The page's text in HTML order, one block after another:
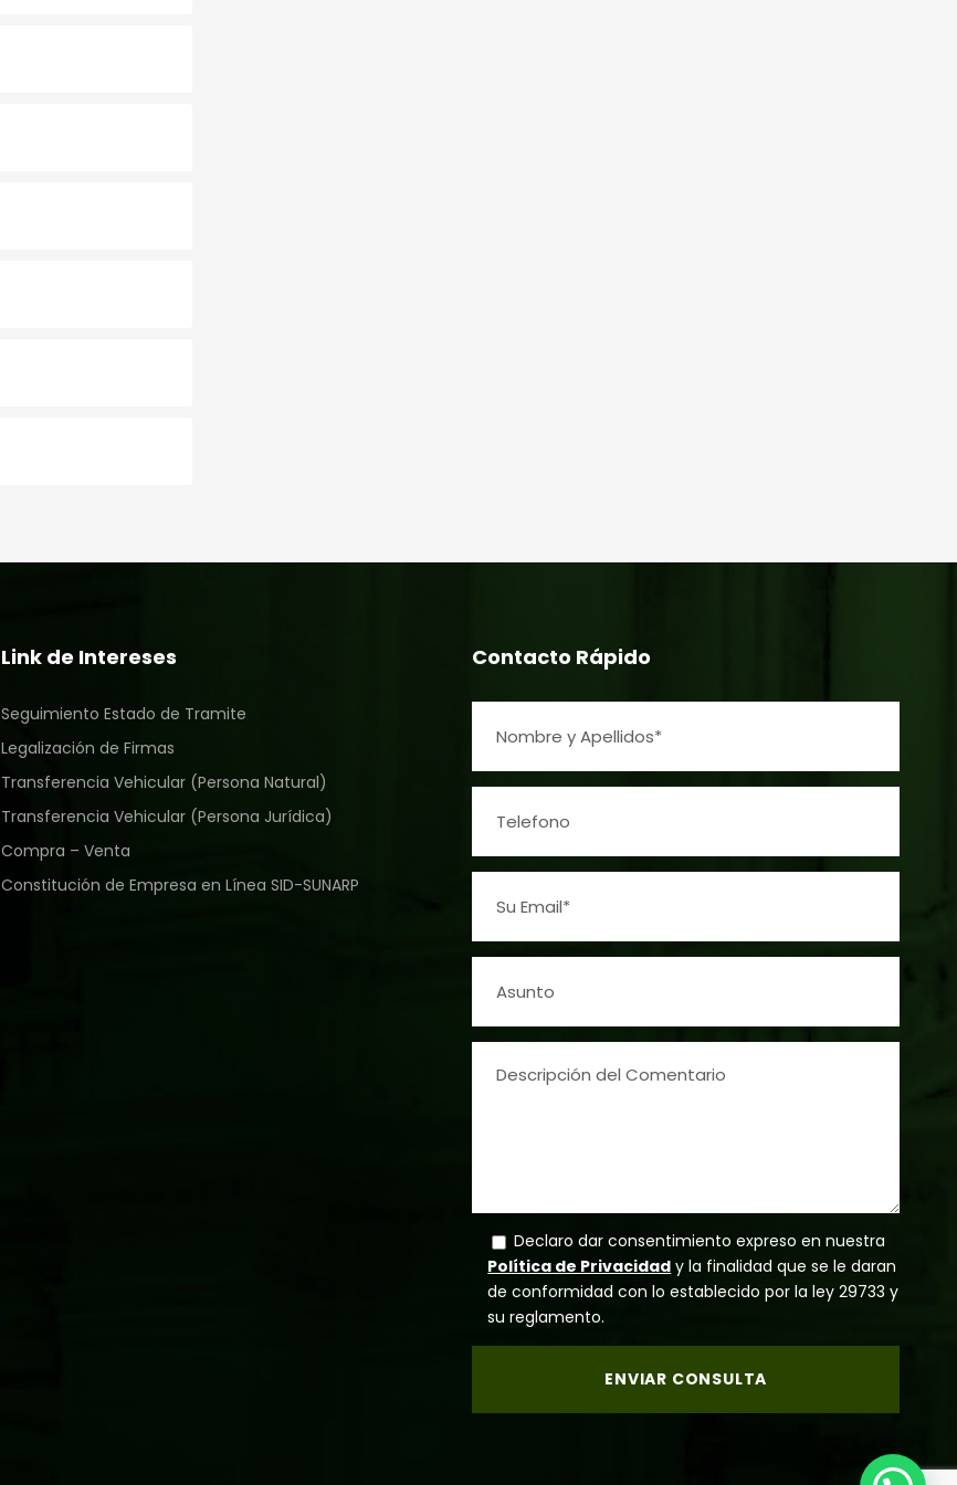
Link de Intereses
Seguimiento Estado de Tramite
Legalización de Firmas
Transferencia Vehicular (Persona Natural)
Transferencia Vehicular (Persona Jurídica)
Compra – Venta
Constitución de Empresa en Línea SID-SUNARP
Contacto Rápido
Declaro dar consentimiento expreso en nuestra
Política de Privacidad y la finalidad que se le daran
de conformidad con lo establecido por la ley 29733 y
su reglamento.